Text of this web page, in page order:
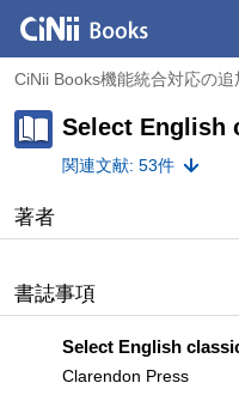
CiNii Books機能統合対応の
Select English
関連文献: 53件
著者
書誌事項
Select English
Clarendon Press